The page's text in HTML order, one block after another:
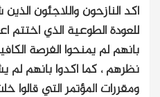
اكد النازحون واللاجئون
للعودة الطوعية الذي اختتم
بانهم لم يمنحوا الفرصة
نظرهم ، كما اكدوا بانهم
ومقررات المؤتمر التي